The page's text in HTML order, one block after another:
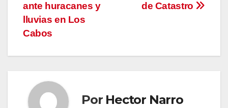
de Catastro
ante huracanes y
lluvias en Los
Cabos
Por Hector Narro